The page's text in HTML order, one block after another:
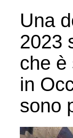
Una
2023
che è
in
sono